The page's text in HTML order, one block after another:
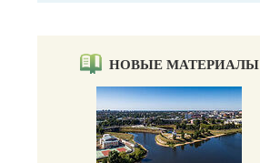
НОВЫЕ МАТЕРИАЛЫ